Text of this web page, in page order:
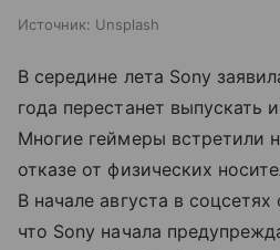
Источник: Unsplash
В середине лета Sony
года перестанет выпускать
Многие геймеры встретили
отказе от физических
В начале августа в
что Sony начала